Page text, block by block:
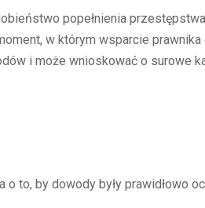
popełnienia
w którym wsparcie
i może wnioskować o surowe
to, by dowody były prawidłowo